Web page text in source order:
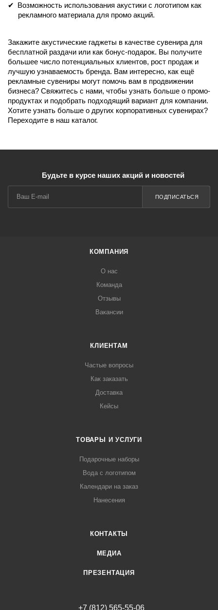
Возможность использования акустики с логотипом как
рекламного материала для промо акций.
Закажите акустические гаджеты в качестве сувенира для
бесплатной раздачи или как бонус-подарок. Вы получите
большее число потенциальных клиентов, рост продаж и
лучшую узнаваемость бренда. Вам интересно, как ещё
рекламные сувениры могут помочь вам в продвижении
бизнеса? Свяжитесь с нами, чтобы узнать больше о промо-
продуктах и подобрать подходящий вариант для компании.
Хотите узнать больше о других корпоративных сувенирах?
Переходите в наш каталог.
Будьте в курсе наших акций и новостей
ПОДПИСАТЬСЯ
КОМПАНИЯ
О нас
Команда
Отзывы
Вакансии
КЛИЕНТАМ
Частые вопросы
Как заказать
Доставка
Кейсы
ТОВАРЫ И УСЛУГИ
Подарочные наборы
Вода с логотипом
Календари на заказ
Нанесения
КОНТАКТЫ
МЕДИА
ПРЕЗЕНТАЦИЯ
+7 (812) 565-55-06